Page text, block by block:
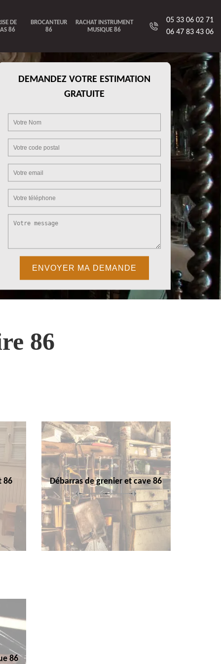
DE
86
BROCANTEUR
86
RACHAT INSTRUMENT
MUSIQUE 86
05 33 06 02 71
06 47 83 43 06
DEMANDEZ VOTRE ESTIMATION
GRATUITE
86
86 Débarras de grenier et cave 86
86